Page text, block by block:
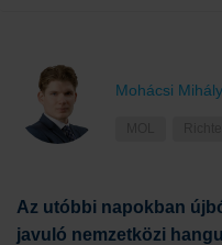
Mohácsi Mihály
Az utóbbi napokban
javuló nemzetközi